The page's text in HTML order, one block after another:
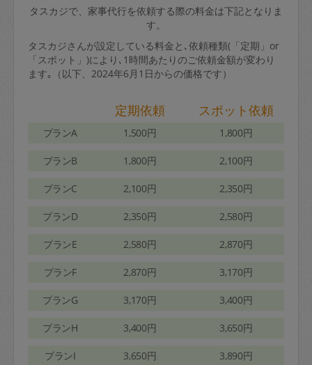
タスカジで、家事代行を依頼する際の料金は下記となりま
す。
タスカジさんが設定している料金と､依頼種類(「定期」or
「スポット」)により､1時間あたりのご依頼金額が変わり
ます｡（以下、2024年6月1日からの価格です）
定期依頼 スポット依頼
プランA 1,500円 1,800円
プランB 1,800円 2,100円
プランC 2,100円 2,350円
プランD 2,350円 2,580円
プランE 2,580円 2,870円
プランF 2,870円 3,170円
プランG 3,170円 3,400円
プランH 3,400円 3,650円
プランI 3,650円 3,890円